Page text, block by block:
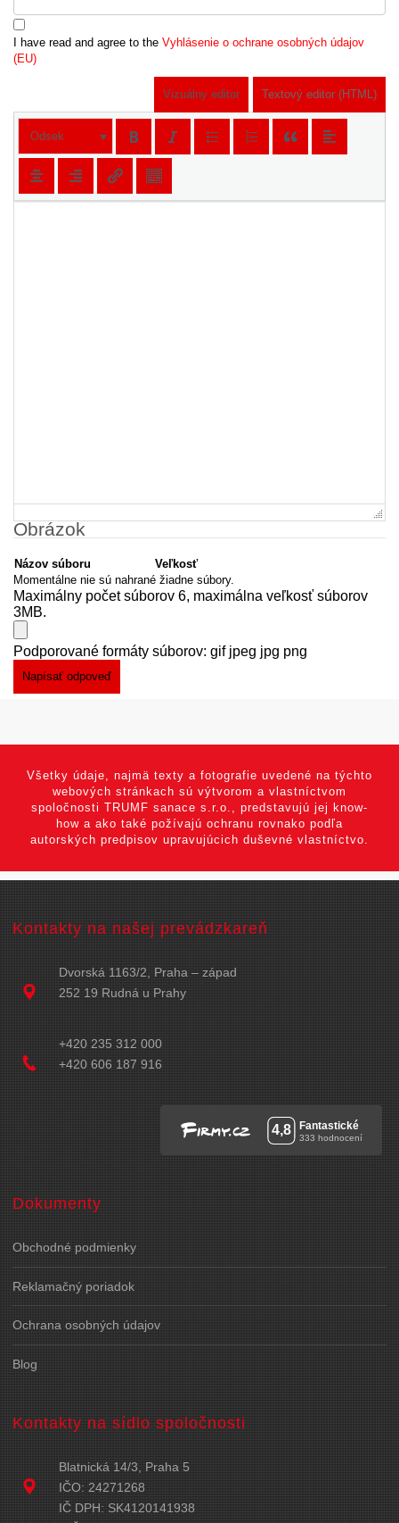
I have read and agree to the Vyhlásenie o ochrane osobných údajov
(EU)
Vizuálny editor Textový editor (HTML)
Odsek
Obrázok
Názov súboru
Veľkosť
Momentálne nie sú nahrané žiadne súbory.
Maximálny počet súborov 6, maximálna veľkosť súborov
3MB.
Podporované formáty súborov: gif jpeg jpg png
Všetky údaje, najmä texty a fotografie uvedené na týchto
webových stránkach sú výtvorom a vlastníctvom
spoločnosti TRUMF sanace s.r.o., predstavujú jej know-
how a ako také požívajú ochranu rovnako podľa
autorských predpisov upravujúcich duševné vlastníctvo.
Kontakty na našej prevádzkareň
Dvorská 1163/2, Praha – západ
252 19 Rudná u Prahy
+420 235 312 000
+420 606 187 916
Dokumenty
Obchodné podmienky
Reklamačný poriadok
Ochrana osobných údajov
Blog
Kontakty na sídlo spoločnosti
Blatnická 14/3, Praha 5
IČO: 24271268
IČ DPH: SK4120141938